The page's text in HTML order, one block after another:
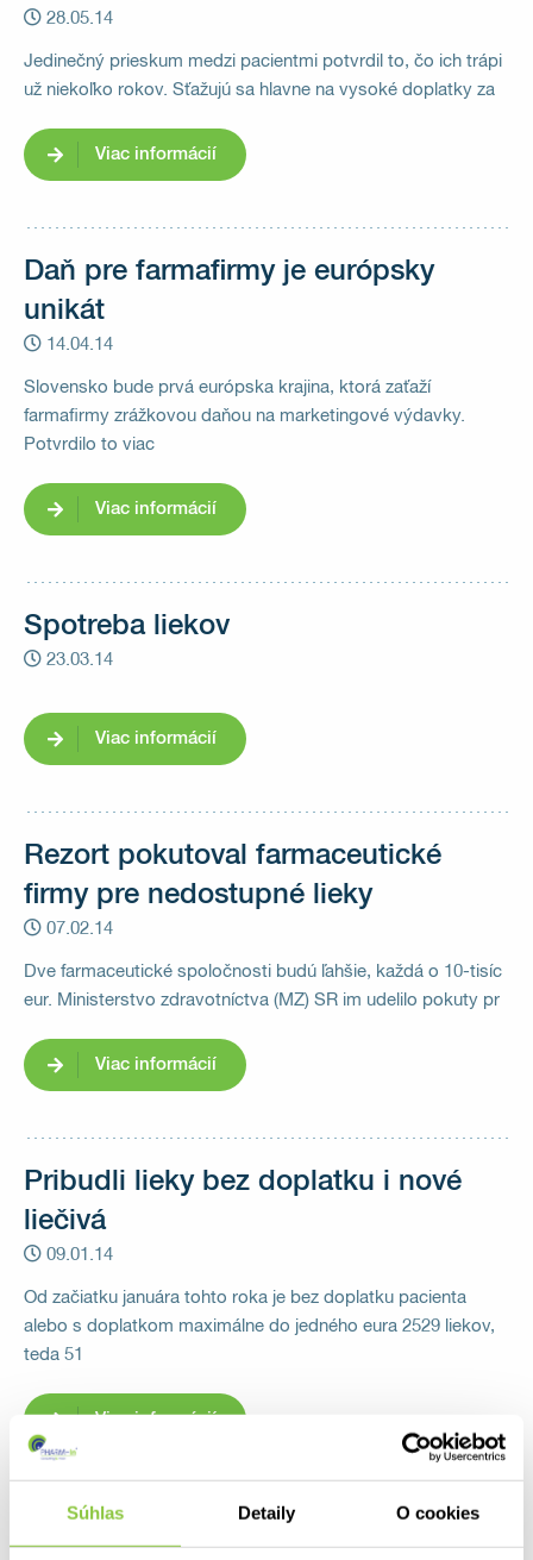
Súhlas Detaily O cookies
28.05.14
Jedinečný prieskum medzi pacientmi potvrdil to, čo ich trápi
už niekoľko rokov. Sťažujú sa hlavne na vysoké doplatky za
Viac informácií
Daň pre farmafirmy je európsky
unikát
14.04.14
Slovensko bude prvá európska krajina, ktorá zaťaží
farmafirmy zrážkovou daňou na marketingové výdavky.
Potvrdilo to viac
Viac informácií
Spotreba liekov
23.03.14
Viac informácií
Rezort pokutoval farmaceutické
firmy pre nedostupné lieky
07.02.14
Dve farmaceutické spoločnosti budú ľahšie, každá o 10-tisíc
eur. Ministerstvo zdravotníctva (MZ) SR im udelilo pokuty pr
Viac informácií
Pribudli lieky bez doplatku i nové
liečivá
09.01.14
Od začiatku januára tohto roka je bez doplatku pacienta
alebo s doplatkom maximálne do jedného eura 2529 liekov,
teda 51
Viac informácií